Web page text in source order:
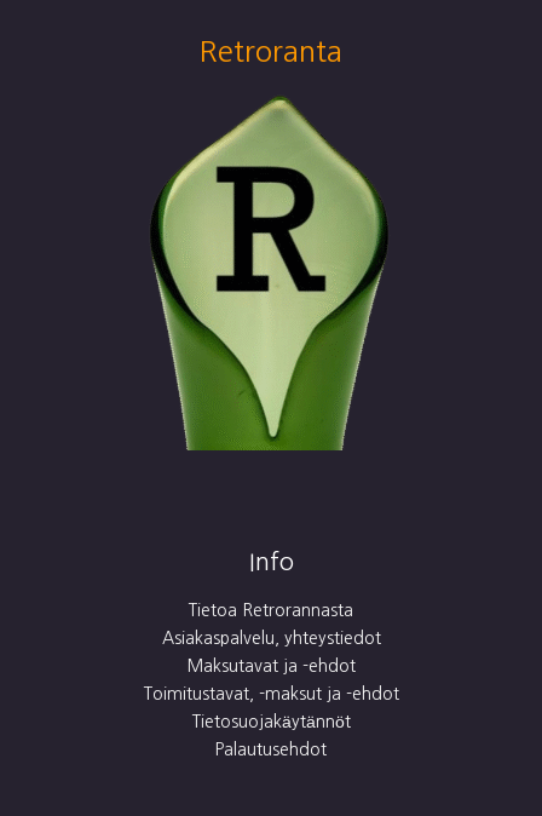
Retroranta
Info
Tietoa Retrorannasta
Asiakaspalvelu, yhteystiedot
Maksutavat ja -ehdot
Toimitustavat, -maksut ja -ehdot
Tietosuojakäytännöt
Palautusehdot